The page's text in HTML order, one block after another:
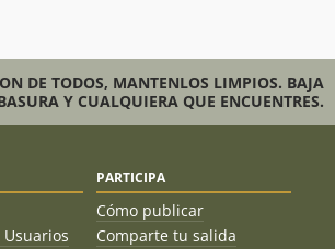
DE TODOS, MANTENLOS LIMPIOS. BAJA
Y CUALQUIERA QUE ENCUENTRES.
PARTICIPA
Cómo publicar
Comparte tu salida